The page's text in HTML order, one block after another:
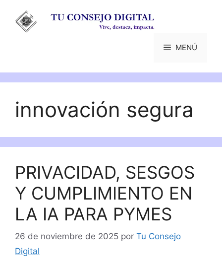
contenido
MENÚ
innovación segura
PRIVACIDAD, SESGOS
Y CUMPLIMIENTO EN
LA IA PARA PYMES
26 de noviembre de 2025 por Tu Consejo
Digital